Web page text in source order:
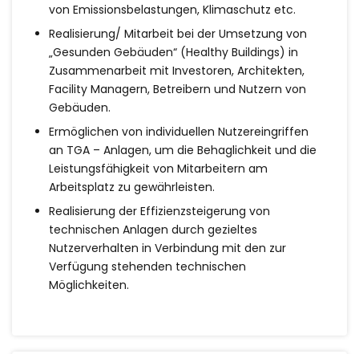
von Emissionsbelastungen, Klimaschutz etc.
Realisierung/ Mitarbeit bei der Umsetzung von
„Gesunden Gebäuden“ (Healthy Buildings) in
Zusammenarbeit mit Investoren, Architekten,
Facility Managern, Betreibern und Nutzern von
Gebäuden.
Ermöglichen von individuellen Nutzereingriffen
an TGA – Anlagen, um die Behaglichkeit und die
Leistungsfähigkeit von Mitarbeitern am
Arbeitsplatz zu gewährleisten.
Realisierung der Effizienzsteigerung von
technischen Anlagen durch gezieltes
Nutzerverhalten in Verbindung mit den zur
Verfügung stehenden technischen
Möglichkeiten.